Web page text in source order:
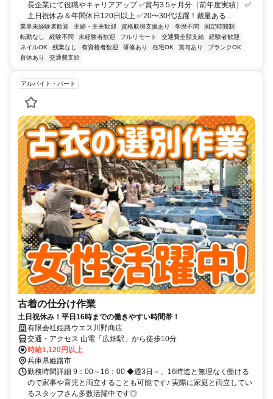
長企業にて役職やキャリアアップ ✅賞与3.5ヶ月分（前年度実績） ✅
土日祝休み＆年間休日120日以上 ✅20〜30代活躍！裁量ある...
業界未経験者歓迎 主婦・主夫歓迎 資格取得支援あり 学歴不問
固定時間制
転勤なし
経験不問 未経験者歓迎 フルリモート 交通費全額支給
経験者歓迎
ネイルOK
残業なし 有資格者歓迎 研修あり 在宅OK 賞与あり
ブランクOK
育休あり
交通費支給
アルバイト・パート
古着の仕分け作業
土日祝休み！平日16時までの働きやすい時間帯！
有限会社姫路ウエス川野商店
交通・アクセス 山電「広畑駅」から徒歩10分
時給1,120円以上
兵庫県姫路市
勤務時間詳細 9：00～16：00 ◆週3日～、16時迄と無理なく働ける
ので家事や育児と両立することも可能です♪ 実際に家庭と両立してい
るスタッフさん多数活躍中です◎